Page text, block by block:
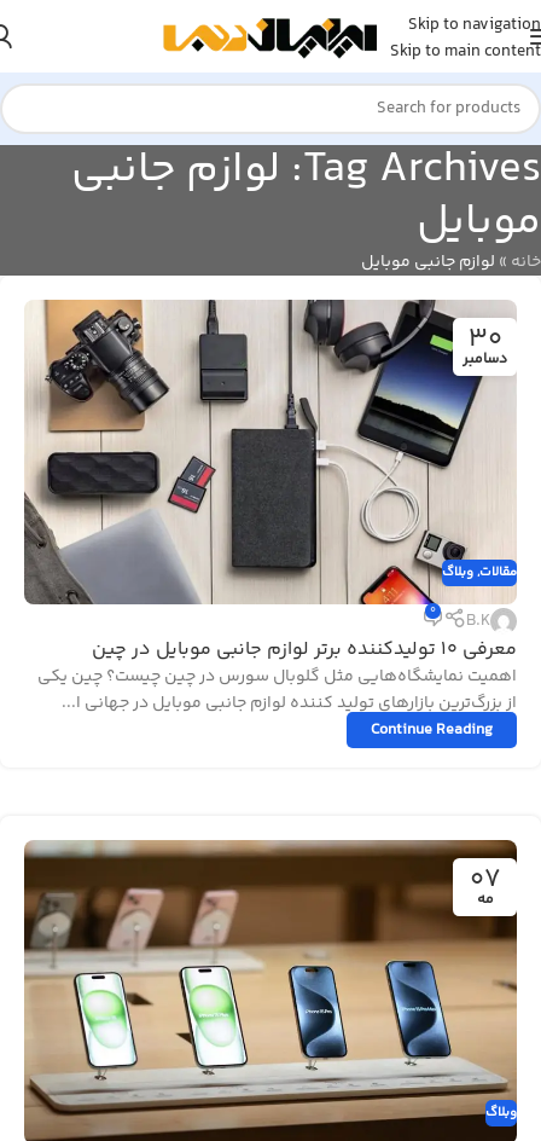
Skip to navigation
Skip to main content
Tag Archives: لوازم جانبی
موبایل
خانه » لوازم جانبی موبایل
30
دسامبر
مقالات,وبلاگ
B.K
0
معرفی ۱۰ تولیدکننده برتر لوازم جانبی موبایل در چین
اهمیت نمایشگاه‌هایی مثل گلوبال سورس در چین چیست؟ چین یکی
از بزرگ‌ترین بازارهای تولید کننده لوازم جانبی موبایل در جهانی ا...
Continue Reading
07
مه
وبلاگ